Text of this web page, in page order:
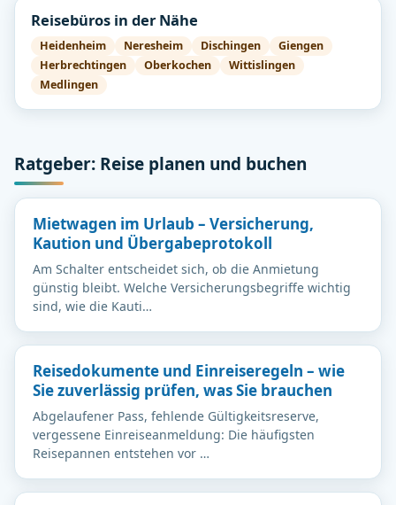
Reisebüros in der Nähe
Heidenheim Neresheim Dischingen
Giengen
Herbrechtingen
Oberkochen
Wittislingen
Medlingen
Ratgeber: Reise planen und buchen
Mietwagen im Urlaub – Versicherung,
Kaution und Übergabeprotokoll
Am Schalter entscheidet sich, ob die Anmietung
günstig bleibt. Welche Versicherungsbegriffe wichtig
sind, wie die Kauti…
Reisedokumente und Einreiseregeln – wie
Sie zuverlässig prüfen, was Sie brauchen
Abgelaufener Pass, fehlende Gültigkeitsreserve,
vergessene Einreiseanmeldung: Die häufigsten
Reisepannen entstehen vor …